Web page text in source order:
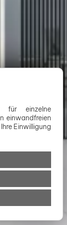
für einzelne
einwandfreien
Einwilligung